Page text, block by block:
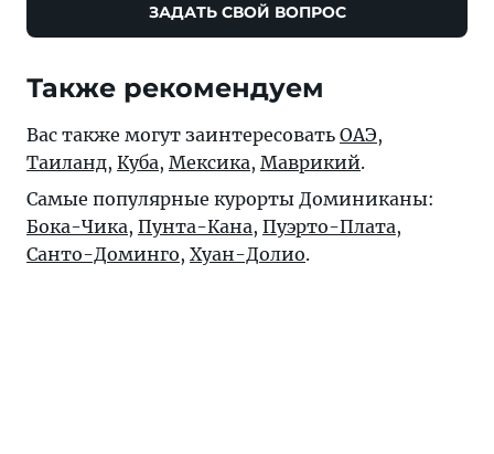
ЗАДАТЬ СВОЙ ВОПРОС
Также рекомендуем
Вас также могут заинтересовать ОАЭ,
Таиланд, Куба, Мексика, Маврикий.
Самые популярные курорты Доминиканы:
Бока-Чика, Пунта-Кана, Пуэрто-Плата,
Санто-Доминго, Хуан-Долио.